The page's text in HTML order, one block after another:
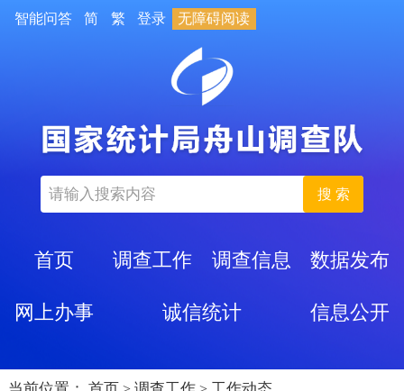
智能问答 简 繁 登录 无障碍阅读
搜 索
首页 调查工作 调查信息 数据发布
网上办事 诚信统计 信息公开